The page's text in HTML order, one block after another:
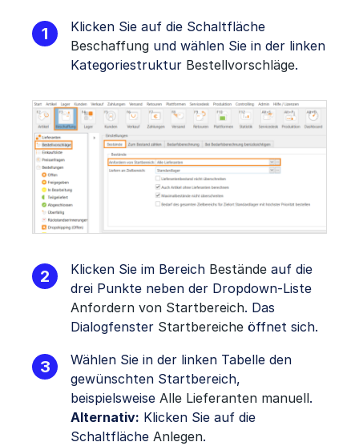
Klicken Sie auf die Schaltfläche
Beschaffung und wählen Sie in der linken
Kategoriestruktur Bestellvorschläge.
Klicken Sie im Bereich Bestände auf die
drei Punkte neben der Dropdown-Liste
Anfordern von Startbereich. Das
Dialogfenster Startbereiche öffnet sich.
Wählen Sie in der linken Tabelle den
gewünschten Startbereich,
beispielsweise Alle Lieferanten manuell.
Alternativ: Klicken Sie auf die
Schaltfläche Anlegen.